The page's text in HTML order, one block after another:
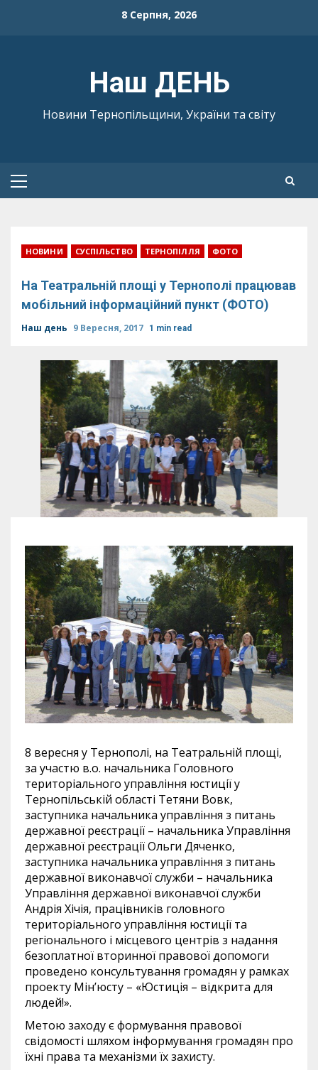
8 Серпня, 2026
Наш ДЕНЬ
Новини Тернопільщини, України та світу
Primary
НОВИНИ СУСПІЛЬСТВО ТЕРНОПІЛЛЯ ФОТО
На Театральній площі у Тернополі працював
мобільний інформаційний пункт (ФОТО)
Наш день 9 Вересня, 2017 1 min read
8 вересня у Тернополі, на Театральній площі,
за участю в.о. начальника Головного
територіального управління юстиції у
Тернопільській області Тетяни Вовк,
заступника начальника управління з питань
державної реєстрації – начальника Управління
державної реєстрації Ольги Дяченко,
заступника начальника управління з питань
державної виконавчої служби – начальника
Управління державної виконавчої служби
Андрія Хічія, працівників головного
територіального управління юстиції та
регіонального і місцевого центрів з надання
безоплатної вторинної правової допомоги
проведено консультування громадян у рамках
проекту Мін’юсту – «Юстиція – відкрита для
людей!».
Метою заходу є формування правової
свідомості шляхом інформування громадян про
їхні права та механізми їх захисту.